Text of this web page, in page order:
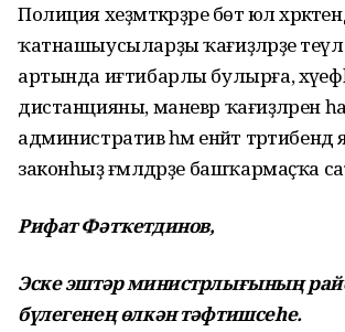
Полиция хеҙмәткәрҙәре бөтә юл
ҡатнашыусыларҙы ҡағиҙәләрҙе теүәл
артында иғтибарлы булырға,
дистанцияны, маневр ҡағиҙәләрен
административ һәм енәйәт
законһыҙ ғәмәлдәрҙе башҡармаҫҡа
Рифат Фәтҡетдинов,
Эске эштәр министрлығының
бүлегенең өлкән тәфтишсеһе.